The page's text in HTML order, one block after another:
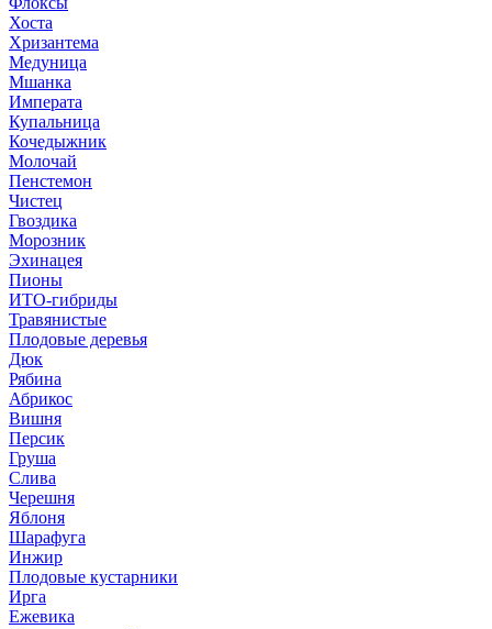
Хоста
Хризантема
Медуница
Мшанка
Императа
Купальница
Кочедыжник
Молочай
Пенстемон
Чистец
Гвоздика
Морозник
Эхинацея
Пионы
ИТО-гибриды
Травянистые
Плодовые деревья
Дюк
Рябина
Абрикос
Вишня
Персик
Груша
Слива
Черешня
Яблоня
Шарафуга
Инжир
Плодовые кустарники
Ирга
Ежевика